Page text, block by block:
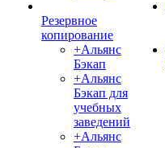
Резервное
копирование
+Альянс
Бэкап
+Альянс
Бэкап для
учебных
заведений
+Альянс